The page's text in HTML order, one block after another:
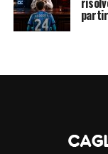
molto
Gaetano,
riapertura
Gaetano